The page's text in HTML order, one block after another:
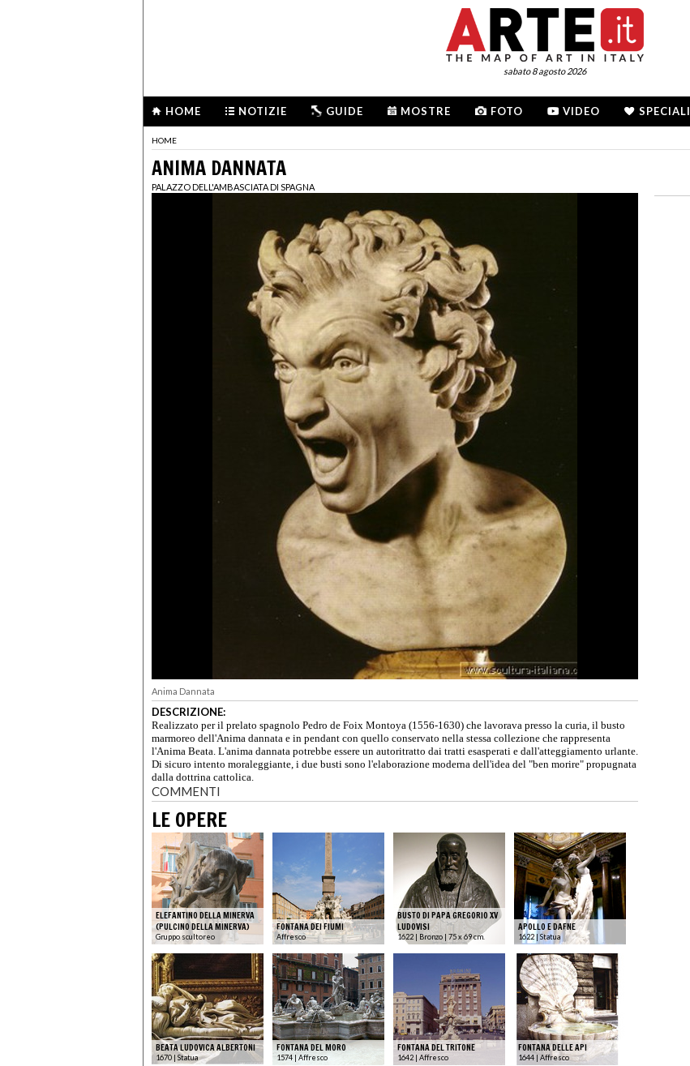
sabato 8 agosto 2026
HOME NOTIZIE GUIDE MOSTRE FOTO VIDEO SPECIALI
HOME
ANIMA DANNATA
PALAZZO DELL'AMBASCIATA DI SPAGNA
Anima Dannata
DESCRIZIONE:
Realizzato per il prelato spagnolo Pedro de Foix Montoya (1556-1630) che lavorava presso la curia, il busto
marmoreo dell'Anima dannata e in pendant con quello conservato nella stessa collezione che rappresenta
l'Anima Beata. L'anima dannata potrebbe essere un autoritratto dai tratti esasperati e dall'atteggiamento urlante.
Di sicuro intento moraleggiante, i due busti sono l'elaborazione moderna dell'idea del "ben morire" propugnata
dalla dottrina cattolica.
COMMENTI
LE OPERE
ELEFANTINO DELLA MINERVA
(PULCINO DELLA MINERVA)
Gruppo scultoreo
FONTANA DEI FIUMI
Affresco
BUSTO DI PAPA GREGORIO XV
LUDOVISI
1622 | Bronzo | 75 x 69 cm.
APOLLO E DAFNE
1622 | Statua
BEATA LUDOVICA ALBERTONI
1670 | Statua
FONTANA DEL MORO
1574 | Affresco
FONTANA DEL TRITONE
1642 | Affresco
FONTANA DELLE API
1644 | Affresco